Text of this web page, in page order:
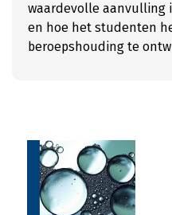
waardevolle aanvulling
en hoe het studenten
beroepshouding te